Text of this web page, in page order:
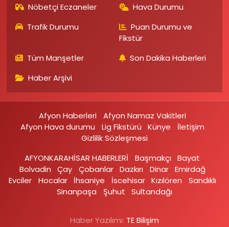
Nöbetçi Eczaneler
Hava Durumu
Trafik Durumu
Puan Durumu ve
Fikstür
Tüm Manşetler
Son Dakika Haberleri
Haber Arşivi
Afyon Haberleri
Afyon Namaz Vakitleri
Afyon Hava durumu
Lig Fikstürü Künye
İletişim
Gizlilik Sözleşmesi
AFYONKARAHİSAR HABERLERİ
Başmakçı
Bayat
Bolvadin
Çay Çobanlar Dazkırı Dinar Emirdağ‎
Evciler‎
Hocalar İhsaniye‎ İscehisar Kızılören‎
Sandıklı‎
Sinanpaşa
Şuhut Sultandağı
Haber Yazılımı: TE Bilişim